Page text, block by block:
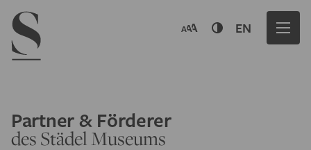
Navigation menu
EN
Partner & Förderer
des Städel Museums